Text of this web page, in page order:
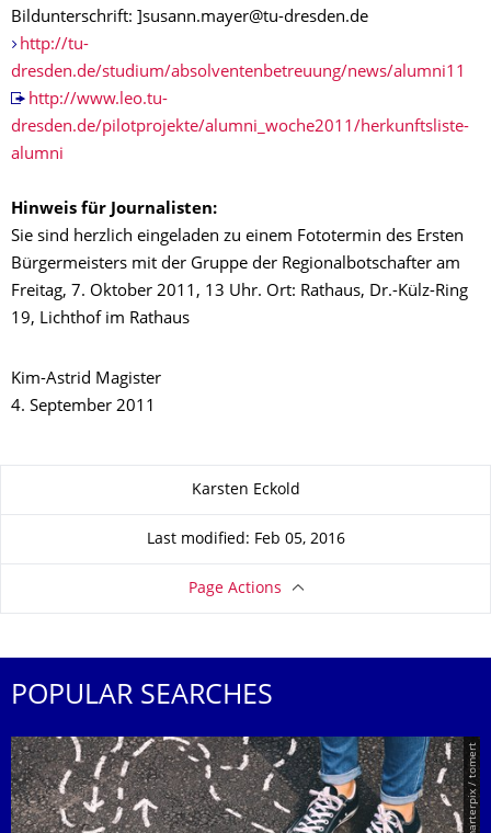
Bildunterschrift:
]susann.mayer@tu-dresden.de
http://tu-
dresden.de/studium/absolventenbetreuung/news/alumni11
http://www.leo.tu-
dresden.de/pilotprojekte/alumni_woche2011/herkunftsliste-
alumni
Hinweis für Journalisten:
Sie sind herzlich eingeladen zu einem Fototermin des Ersten
Bürgermeisters mit der Gruppe der Regionalbotschafter am
Freitag, 7. Oktober 2011, 13 Uhr. Ort: Rathaus, Dr.-Külz-Ring
19, Lichthof im Rathaus
Kim-Astrid Magister
4. September 2011
Karsten Eckold
Last modified: Feb 05, 2016
Page Actions
POPULAR SEARCHES
© Smarterpix / tomert